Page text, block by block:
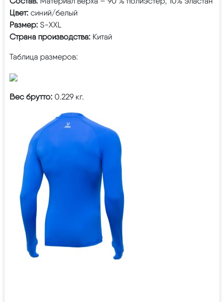
Цвет: синий/белый
Размер: S-XXL
Страна производства: Китай
Таблица размеров:
Вес брутто: 0.229 кг.